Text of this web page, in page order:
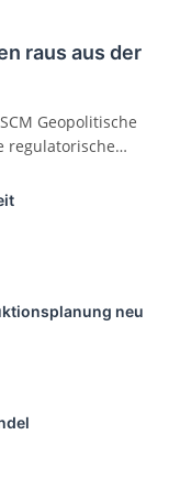
raus aus der
Geopolitische
regulatorische…
neu